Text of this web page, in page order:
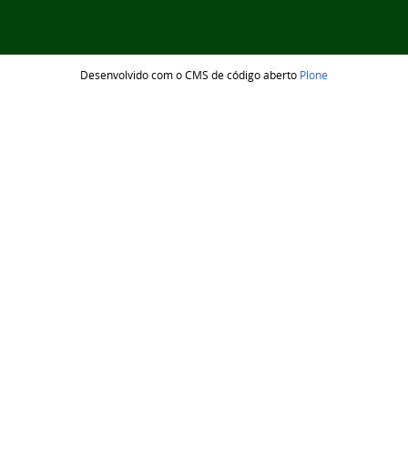
Desenvolvido com o CMS de código aberto Plone